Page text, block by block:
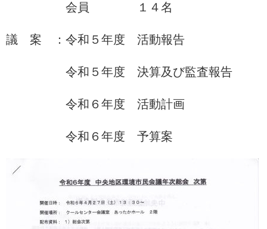
会員 １４名
議 案 ：令和５年度 活動報告
令和５年度 決算及び監査報告
令和６年度 活動計画
令和６年度 予算案